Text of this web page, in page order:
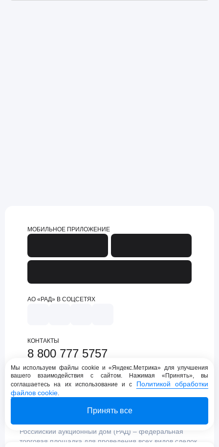
МОБИЛЬНОЕ ПРИЛОЖЕНИЕ
АО «РАД» В СОЦСЕТЯХ
КОНТАКТЫ
8 800 777 5757
support@lot-online.ru
Техническая поддержка
Российский аукционный дом (РАД) – федеральная
торговая площадка для проведения всех видов сделок
Мы используем файлы cookie и «Яндекс.Метрика» для улучшения
вашего взаимодействия с сайтом. Нажимая «Принять», вы
соглашаетесь на их использование и с Политикой обработки
файлов cookie.
Принять все